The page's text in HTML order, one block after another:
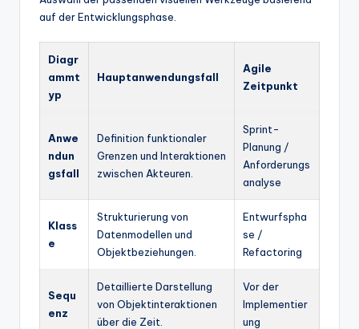
auf der Entwicklungsphase.
Diagr
ammt
yp
Hauptanwendungsfall
Agile
Zeitpunkt
Anwe
ndun
gsfall
Definition funktionaler
Grenzen und Interaktionen
zwischen Akteuren.
Sprint-
Planung /
Anforderungs
analyse
Klass
e
Strukturierung von
Datenmodellen und
Objektbeziehungen.
Entwurfspha
se /
Refactoring
Sequ
enz
Detaillierte Darstellung
von Objektinteraktionen
über die Zeit.
Vor der
Implementier
ung